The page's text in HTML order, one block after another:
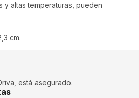
y altas temperaturas, pueden
cm.
está asegurado.